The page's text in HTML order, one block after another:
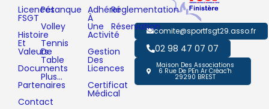
comite@sportfsgt29.asso.fr
02 98 47 07 07
Maison Des Associations
6 Rue De PEn Ar Créac'h
29290 BREST
Licences
FSGT
Histoire
Et
Valeurs
Documents
Partenaires
Contact
Pétanque
Volley
Tennis
De
Table
Plus…
Adhérer
À
Une
Activité
Gestion
Des
Licences
Certificat
Médical
Réglementation
Réservation